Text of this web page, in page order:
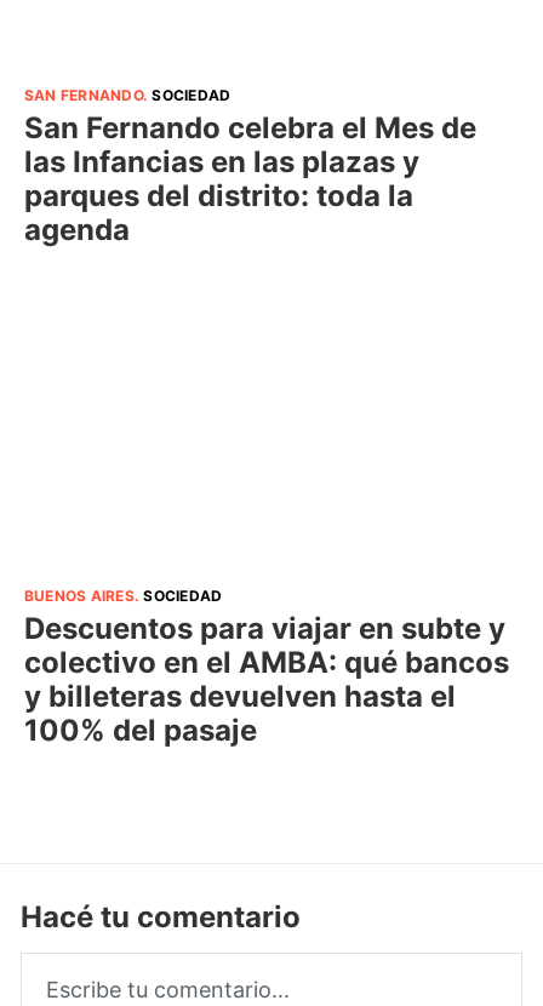
SAN FERNANDO.SOCIEDAD
San Fernando celebra el Mes de
las Infancias en las plazas y
parques del distrito: toda la
agenda
BUENOS AIRES.SOCIEDAD
Descuentos para viajar en subte y
colectivo en el AMBA: qué bancos
y billeteras devuelven hasta el
100% del pasaje
Hacé tu comentario